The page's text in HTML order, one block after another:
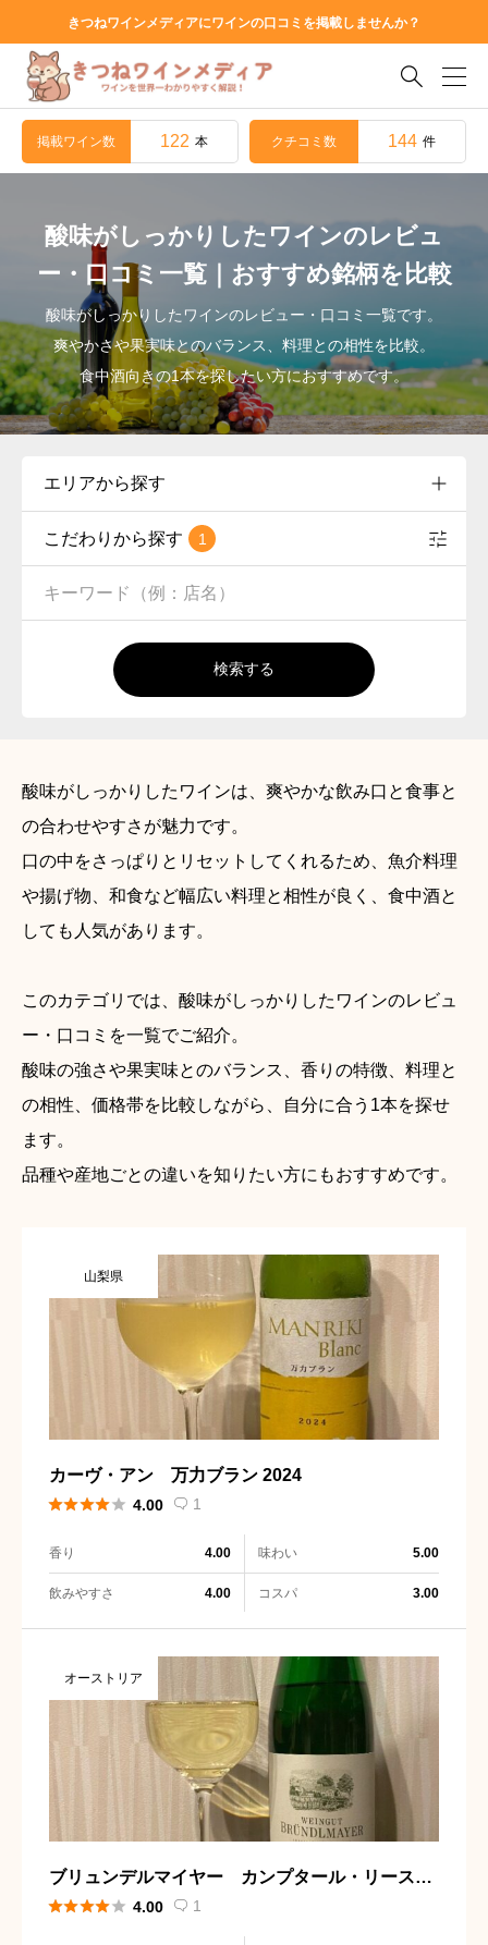
きつねワインメディアにワインの口コミを掲載しませんか？

掲載ワイン数 122 本 クチコミ数 144 件
酸味がしっかりしたワインのレビュ
ー・口コミ一覧｜おすすめ銘柄を比較
酸味がしっかりしたワインのレビュー・口コミ一覧です。
爽やかさや果実味とのバランス、料理との相性を比較。
食中酒向きの1本を探したい方におすすめです。
こだわりから探す 1
検索する
酸味がしっかりしたワインは、爽やかな飲み口と食事と
の合わせやすさが魅力です。
口の中をさっぱりとリセットしてくれるため、魚介料理
や揚げ物、和食など幅広い料理と相性が良く、食中酒と
しても人気があります。
このカテゴリでは、酸味がしっかりしたワインのレビュ
ー・口コミを一覧でご紹介。
酸味の強さや果実味とのバランス、香りの特徴、料理と
の相性、価格帯を比較しながら、自分に合う1本を探せ
ます。
品種や産地ごとの違いを知りたい方にもおすすめです。
山梨県
カーヴ・アン 万力ブラン 2024
 4.00  1
香り 4.00 味わい 5.00
飲みやすさ 4.00 コスパ 3.00
オーストリア
ブリュンデルマイヤー カンプタール・リースリ
ング
 4.00  1